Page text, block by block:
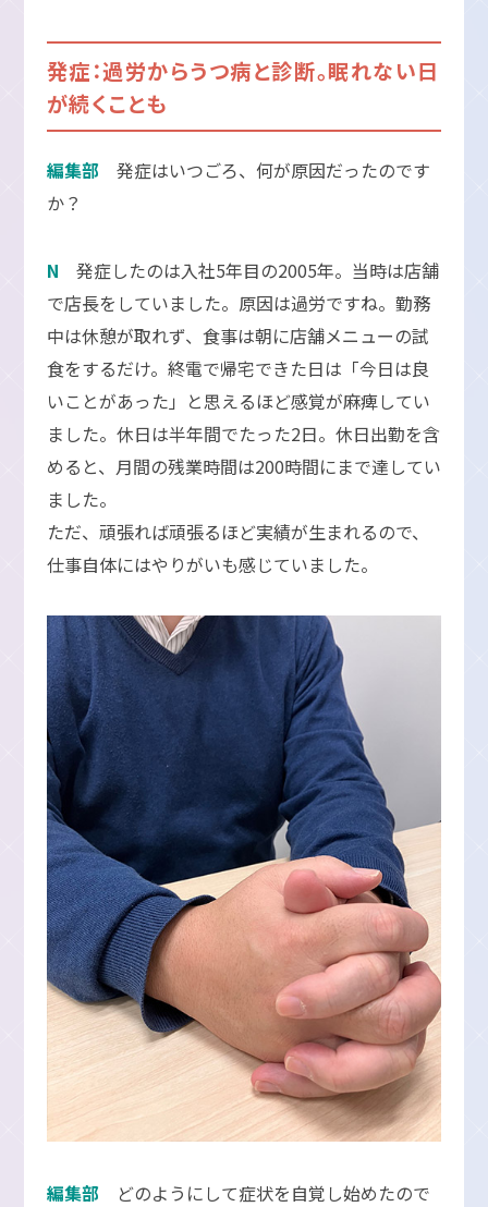
発症：過労からうつ病と診断。眠れない日
が続くことも
編集部 発症はいつごろ、何が原因だったのです
か？
N 発症したのは入社5年目の2005年。当時は店舗
で店長をしていました。原因は過労ですね。勤務
中は休憩が取れず、食事は朝に店舗メニューの試
食をするだけ。終電で帰宅できた日は「今日は良
いことがあった」と思えるほど感覚が麻痺してい
ました。休日は半年間でたった2日。休日出勤を含
めると、月間の残業時間は200時間にまで達してい
ました。
ただ、頑張れば頑張るほど実績が生まれるので、
仕事自体にはやりがいも感じていました。
編集部 どのようにして症状を自覚し始めたので